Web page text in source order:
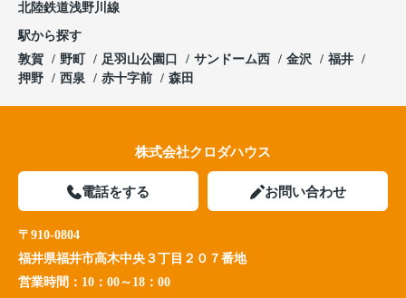
北陸鉄道浅野川線
駅から探す
敦賀
野町 足羽山公園口 サンドーム西 金沢
福井
押野
西泉 赤十字前 森田
株式会社クロダハウス
電話をする お問い合わせ
〒910-0804
福井県福井市高木中央３丁目２０７番地
営業時間： 10：00～18：00